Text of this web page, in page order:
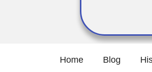
Home Blog